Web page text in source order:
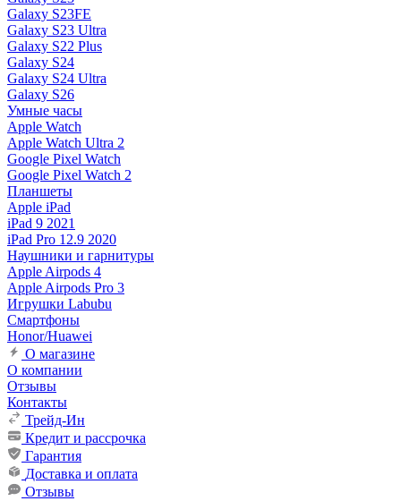
Galaxy S23FE
Galaxy S23 Ultra
Galaxy S22 Plus
Galaxy S24
Galaxy S24 Ultra
Galaxy S26
Умные часы
Apple Watch
Apple Watch Ultra 2
Google Pixel Watch
Google Pixel Watch 2
Планшеты
Apple iPad
iPad 9 2021
iPad Pro 12.9 2020
Наушники и гарнитуры
Apple Airpods 4
Apple Airpods Pro 3
Игрушки Labubu
Смартфоны
Honor/Huawei
О магазине
О компании
Отзывы
Контакты
Трейд-Ин
Кредит и рассрочка
Гарантия
Доставка и оплата
Отзывы